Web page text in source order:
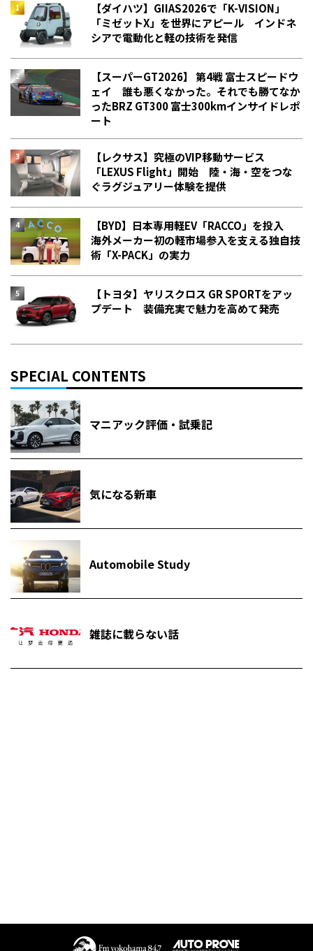
【ダイハツ】GIIAS2026で「K-VISION」
「ミゼットX」を世界にアピール インドネ
シアで電動化と軽の技術を発信
【スーパーGT2026】 第4戦 富士スピードウ
ェイ 誰も悪くなかった。それでも勝てなか
った――BRZ GT300 富士300kmインサイドレポ
ート
【レクサス】究極のVIP移動サービス
「LEXUS Flight」開始 陸・海・空をつな
ぐラグジュアリー体験を提供
【BYD】日本専用軽EV「RACCO」を投入
海外メーカー初の軽市場参入を支える独自技
術「X-PACK」の実力
【トヨタ】ヤリスクロス GR SPORTをアッ
プデート 装備充実で魅力を高めて発売
SPECIAL CONTENTS
マニアック評価・試乗記
気になる新車
Automobile Study
雑誌に載らない話